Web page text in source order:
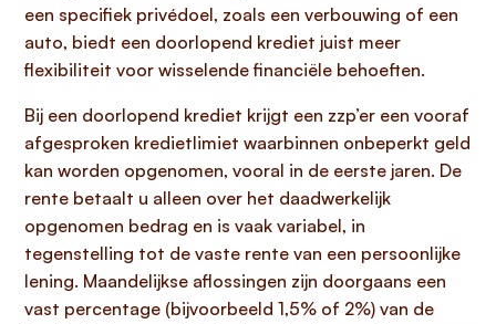
een specifiek privédoel, zoals een verbouwing of een
auto, biedt een doorlopend krediet juist meer
flexibiliteit voor wisselende financiële behoeften.
Bij een doorlopend krediet krijgt een zzp’er een vooraf
afgesproken kredietlimiet waarbinnen onbeperkt geld
kan worden opgenomen, vooral in de eerste jaren. De
rente betaalt u alleen over het daadwerkelijk
opgenomen bedrag en is vaak variabel, in
tegenstelling tot de vaste rente van een persoonlijke
lening. Maandelijkse aflossingen zijn doorgaans een
vast percentage (bijvoorbeeld 1,5% of 2%) van de